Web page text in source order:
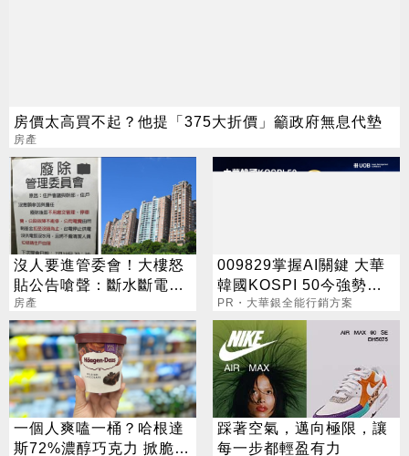
房價太高買不起？他提「375大折價」籲政府無息代墊
房產
沒人要進管委會！大樓怒
貼公告嗆聲：斷水斷電請
自理
房產
009829掌握AI關鍵 大華
韓國KOSPI 50今強勢開
募
PR・大華銀全能行銷方案
一個人爽嗑一桶？哈根達
斯72%濃醇巧克力 掀脆友
踩著空氣，邁向極限，讓
每一步都輕盈有力